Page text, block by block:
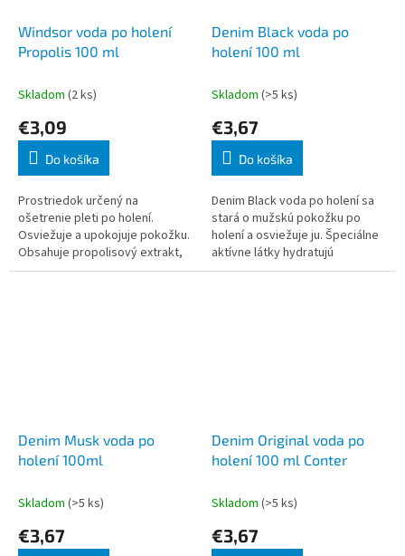
Windsor voda po holení
Propolis 100 ml
Skladom (2 ks)
€3,09
Do košíka
Prostriedok určený na
ošetrenie pleti po holení.
Osviežuje a upokojuje pokožku.
Obsahuje propolisový extrakt,
ktorý má antiseptické a
Denim Black voda po
holení 100 ml
Skladom (>5 ks)
€3,67
Do košíka
Denim Black voda po holení sa
stará o mužskú pokožku po
holení a osviežuje ju. Špeciálne
aktívne látky hydratujú
podráždenú pokožku a
Denim Musk voda po
holení 100ml
Skladom (>5 ks)
€3,67
Denim Original voda po
holení 100 ml Conter
Skladom (>5 ks)
€3,67